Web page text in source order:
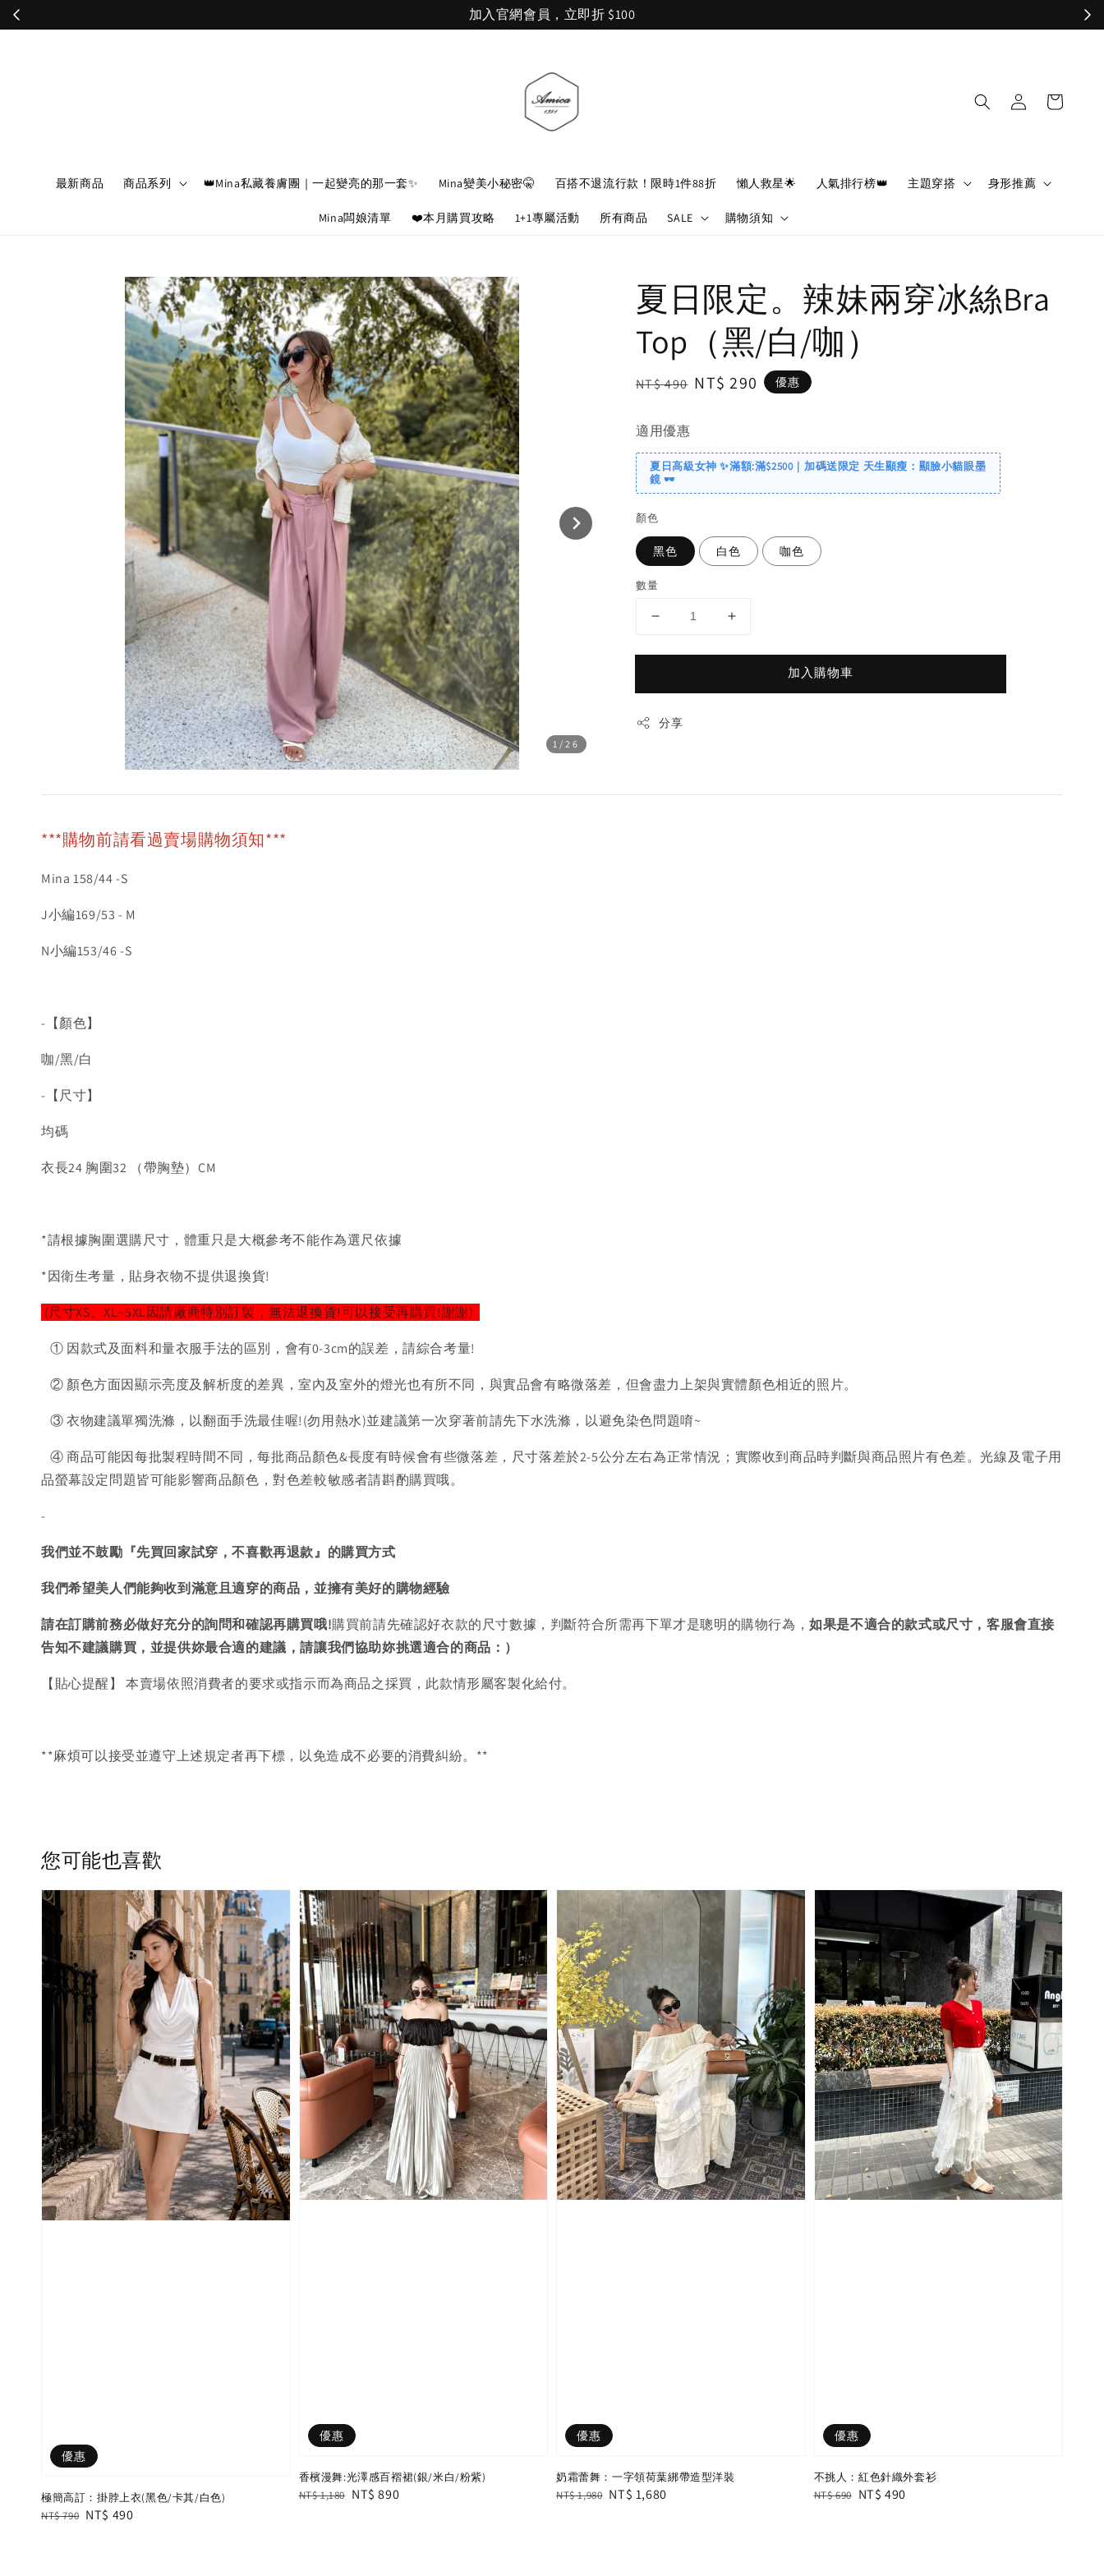
加入官網會員，立即折 $100
最新商品 商品系列 👑Mina私藏養膚團｜一起變亮的那一套✨ Mina變美小秘密🤫 百搭不退流行款！限時1件88折 懶人救星🌟 人氣排行榜👑 主題穿搭 身形推薦
Mina闆娘清單 ❤️本月購買攻略 1+1專屬活動 所有商品 SALE 購物須知
1 /26
夏日限定。辣妹兩穿冰絲Bra
Top（黑/白/咖）
Regular
NT$ 490 Sale
NT$ 290 優惠
適用優惠
夏日高級女神 ✨滿額:滿$2500｜加碼送限定 天生顯瘦：顯臉小貓眼墨
鏡 🕶️
顏色
黑色 白色 咖色
數量
加入購物車
分享
***購物前請看過賣場購物須知***
Mina 158/44 -S
J小編169/53 - M
N小編153/46 -S
-【顏色】
咖/黑/白
-【尺寸】
均碼
衣長24 胸圍32 （帶胸墊）CM
*請根據胸圍選購尺寸，體重只是大概參考不能作為選尺依據
*因衛生考量，貼身衣物不提供退換貨!
(尺寸XS、XL~5XL因請廠商特別訂製，無法退換貨!可以接受再購買!謝謝)
① 因款式及面料和量衣服手法的區別，會有0-3cm的誤差，請綜合考量!
② 顏色方面因顯示亮度及解析度的差異，室內及室外的燈光也有所不同，與實品會有略微落差，但會盡力上架與實體顏色相近的照片。
③ 衣物建議單獨洗滌，以翻面手洗最佳喔!(勿用熱水)並建議第一次穿著前請先下水洗滌，以避免染色問題唷~
④ 商品可能因每批製程時間不同，每批商品顏色&長度有時候會有些微落差，尺寸落差於2-5公分左右為正常情況；實際收到商品時判斷與商品照片有色差。光線及電子用
品螢幕設定問題皆可能影響商品顏色，對色差較敏感者請斟酌購買哦。
-
我們並不鼓勵『先買回家試穿，不喜歡再退款』的購買方式
我們希望美人們能夠收到滿意且適穿的商品，並擁有美好的購物經驗
請在訂購前務必做好充分的詢問和確認再購買哦!購買前請先確認好衣款的尺寸數據，判斷符合所需再下單才是聰明的購物行為，如果是不適合的款式或尺寸，客服會直接
告知不建議購買， 並提供妳最合適的建議，請讓我們協助妳挑選適合的商品：）
【貼心提醒】 本賣場依照消費者的要求或指示而為商品之採買，此款情形屬客製化給付。
**麻煩可以接受並遵守上述規定者再下標，以免造成不必要的消費糾紛。**
您可能也喜歡
優惠
極簡高訂：掛脖上衣(黑色/卡其/白色)
Regular
NT$ 790 Sale
NT$ 490
優惠
香檳漫舞:光澤感百褶裙(銀/米白/粉紫)
Regular
NT$ 1,180 Sale
NT$ 890
優惠
奶霜蕾舞：一字領荷葉綁帶造型洋裝
Regular
NT$ 1,980 Sale
NT$ 1,680
優惠
不挑人：紅色針織外套衫
Regular
NT$ 690 Sale
NT$ 490